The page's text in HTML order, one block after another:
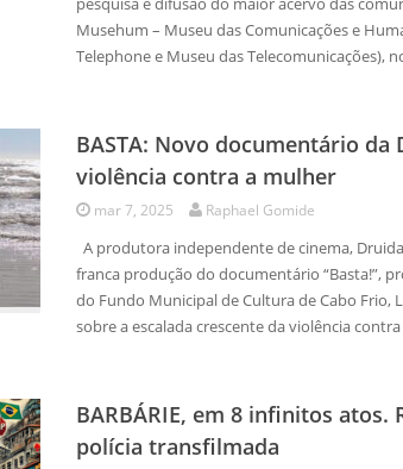
Musehum – Museu das Comunicações e
Telephone e Museu das Telecomunicações),
BASTA: Novo documentário da
violência contra a mulher
mar 7, 2025 Raphael Gomide
A produtora independente de cinema,
franca produção do documentário “Basta!”,
do Fundo Municipal de Cultura de Cabo Frio,
sobre a escalada crescente da violência
BARBÁRIE, em 8 infinitos atos.
polícia transfilmada